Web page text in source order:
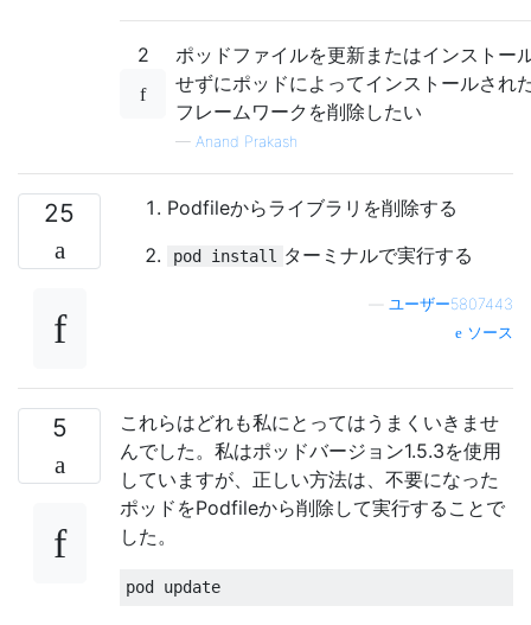
2
ポッドファイルを更新またはインストー
せずにポッドによってインストールされ
フレームワークを削除したい
— Anand Prakash
25 Podfileからライブラリを削除する
pod install ターミナルで実行する
ユーザー5807443
ソース
5
これらはどれも私にとってはうまくいきませ
んでした。私はポッドバージョン1.5.3を使用
していますが、正しい方法は、不要になった
ポッドをPodfileから削除して実行することで
した。
pod update